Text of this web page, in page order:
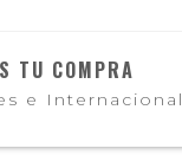
TU COMPRA
e